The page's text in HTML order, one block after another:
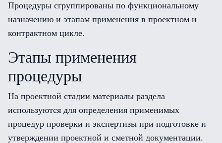
Процедуры сгруппированы по функциональному
назначению и этапам применения в проектном и
контрактном цикле.
Этапы применения
процедуры
На проектной стадии материалы раздела
используются для определения применимых
процедур проверки и экспертизы при подготовке и
утверждении проектной и сметной документации.